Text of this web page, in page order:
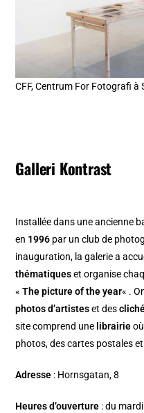
CFF, Centrum For Fotografi
Galleri Kontrast
Installée dans une ancienne
en 1996 par un club de
inauguration, la galerie a
thématiqueset organise
«The picture of the year« .
photos d’artisteset des
site comprend une librairie
photos, des cartes postales
Adresse : Hornsgatan, 8
Heures d’ouverture : du